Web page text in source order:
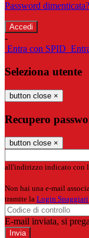
Password dimenticata?
-
Entra con SPID
Seleziona utente
button close ×
Recupero
button close ×
all'indirizzo indicato con
Non hai una e-mail
tramite la Login Spaggiari
E-mail inviata, si